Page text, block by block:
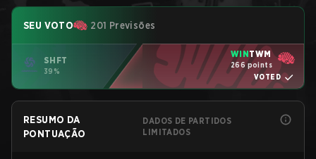
SEU VOTO 201 Previsões
SHFT
39%
WINTWM
266 points
VOTED
RESUMO DA
PONTUAÇÃO
DADOS DE PARTIDOS
LIMITADOS